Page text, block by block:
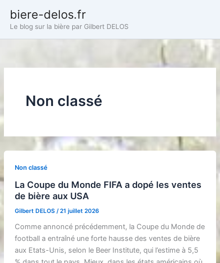
contenu
biere-delos.fr
Le blog sur la bière par Gilbert DELOS
Non classé
Non classé
La Coupe du Monde FIFA a dopé les ventes
de bière aux USA
Gilbert DELOS /21 juillet 2026
Comme annoncé précédemment, la Coupe du Monde de
football a entraîné une forte hausse des ventes de bière
aux Etats-Unis, selon le Beer Institute, qui l’estime à 5,5